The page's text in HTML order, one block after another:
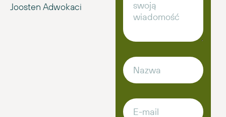
Joosten Adwokaci